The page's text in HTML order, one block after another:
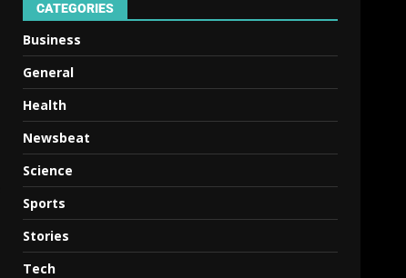
CATEGORIES
Business
General
Health
Newsbeat
Science
Sports
Stories
Tech